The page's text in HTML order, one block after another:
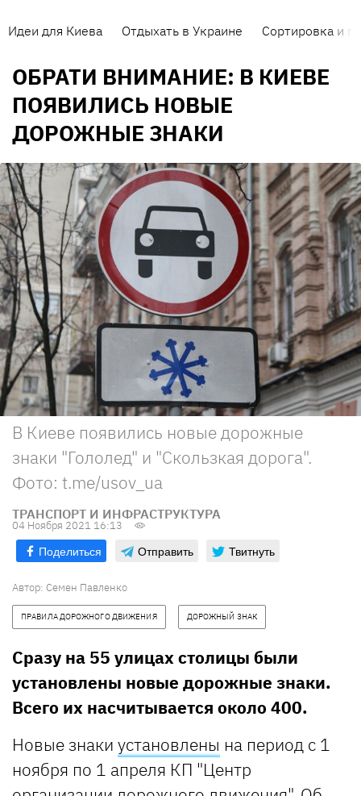
Идеи для Киева Отдыхать в Украине Сортировка и
ОБРАТИ ВНИМАНИЕ: В КИЕВЕ
ПОЯВИЛИСЬ НОВЫЕ
ДОРОЖНЫЕ ЗНАКИ
В Киеве появились новые дорожные
знаки "Гололед" и "Скользкая дорога".
Фото: t.me/usov_ua
ТРАНСПОРТ И ИНФРАСТРУКТУРА
04 Ноября 2021 16:13
Поделиться Отправить Твитнуть
Автор: Семен Павленко
ПРАВИЛА ДОРОЖНОГО ДВИЖЕНИЯ ДОРОЖНЫЙ ЗНАК
Сразу на 55 улицах столицы были
установлены новые дорожные знаки.
Всего их насчитывается около 400.
Новые знаки установлены на период с 1
ноября по 1 апреля КП "Центр